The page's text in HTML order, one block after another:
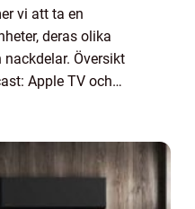
vi att ta en
deras olika
Översikt
Apple TV och